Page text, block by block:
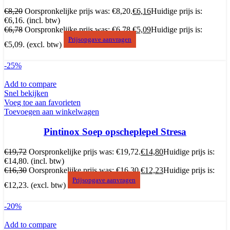
€8,20 Oorspronkelijke prijs was: €8,20.€6,16Huidige prijs is:
€6,16. (incl. btw)
€6,78 Oorspronkelijke prijs was: €6,78.€5,09Huidige prijs is:
€5,09. (excl. btw)
Prijsopgave aanvragen
-25%
Add to compare
Snel bekijken
Voeg toe aan favorieten
Toevoegen aan winkelwagen
Pintinox Soep opscheplepel Stresa
€19,72 Oorspronkelijke prijs was: €19,72.€14,80Huidige prijs is:
€14,80. (incl. btw)
€16,30 Oorspronkelijke prijs was: €16,30.€12,23Huidige prijs is:
€12,23. (excl. btw)
Prijsopgave aanvragen
-20%
Add to compare